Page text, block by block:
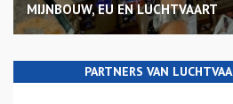
MIJNBOUW, EU EN LUCHTVAART
PARTNERS VAN